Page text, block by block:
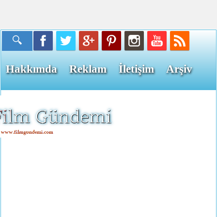
Hakkımda Reklam İletişim Arşiv